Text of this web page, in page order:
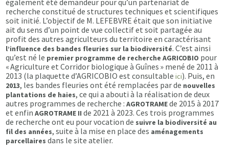
également été demandeur pour qu’un partenariat de
recherche constitué de structures techniques et scientifiques
soit initié. L’objectif de M. LEFEBVRE était que son initiative
ait du sens d’un point de vue collectif et soit partagée au
profit des autres agriculteurs du territoire en caractérisant
l’influence des bandes fleuries sur la biodiversité. C’est ainsi
qu’est né le premier programme de recherche AGRICOBIO pour
« Agriculture et Corridor biologique à Guînes » mené de 2011 à
2013 (la plaquette d’AGRICOBIO est consultableici). Puis, en
2013, les bandes fleuries ont été remplacées par de nouvelles
plantations de haies, ce qui a abouti à la réalisation de deux
autres programmes de recherche :AGROTRAMEde 2015 à 2017
et enfinAGROTRAME IIde 2021 à 2023. Ces trois programmes
de recherche ont eu pour vocation de suivre la biodiversité au
fil des années, suite à la mise en place des aménagements
parcellaires dans le site atelier.